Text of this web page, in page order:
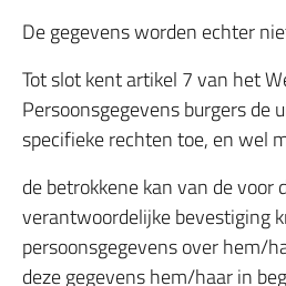
De gegevens worden echter
Tot slot kent artikel 7 van het
Persoonsgegevens burgers de
specifieke rechten toe, en wel
de betrokkene kan van de voor
verantwoordelijke bevestiging
persoonsgegevens over hem/
deze gegevens hem/haar in